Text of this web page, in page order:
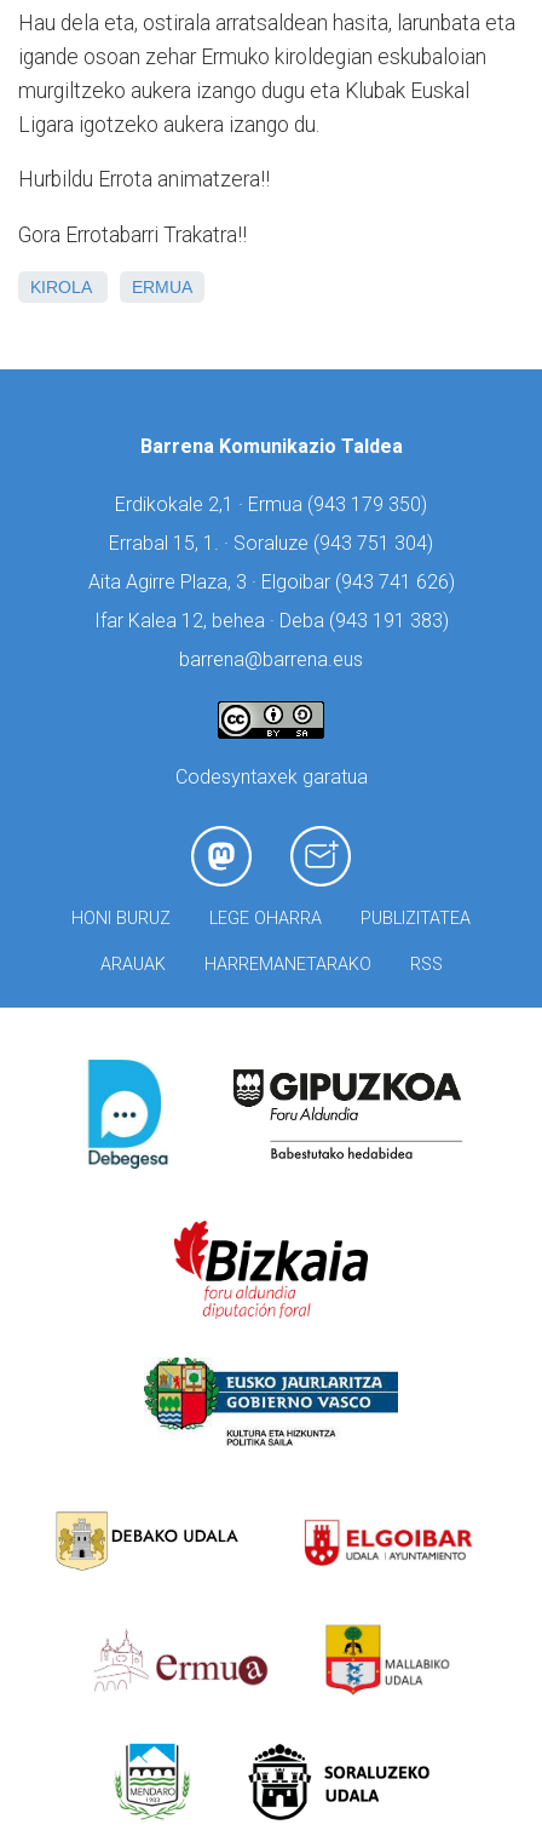
Hau dela eta, ostirala arratsaldean hasita, larunbata eta
igande osoan zehar Ermuko kiroldegian eskubaloian
murgiltzeko aukera izango dugu eta Klubak Euskal
Ligara igotzeko aukera izango du.
Hurbildu Errota animatzera!!
Gora Errotabarri Trakatra!!
KIROLA ERMUA
Barrena Komunikazio Taldea
Erdikokale 2,1 · Ermua (943 179 350)
Errabal 15, 1. · Soraluze (943 751 304)
Aita Agirre Plaza, 3 · Elgoibar (943 741 626)
Ifar Kalea 12, behea · Deba (943 191 383)
barrena@barrena.eus
Codesyntaxek garatua
HONI BURUZ LEGE OHARRA PUBLIZITATEA
ARAUAK HARREMANETARAKO RSS